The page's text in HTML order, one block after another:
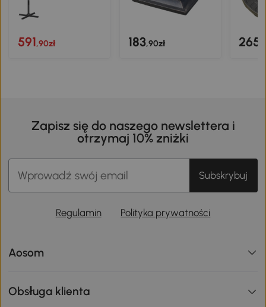
591,90zł 183,90zł 265
Zapisz się do naszego newslettera i
otrzymaj 10% zniżki
Subskrybuj
Regulamin Polityka prywatności
Aosom
Obsługa klienta